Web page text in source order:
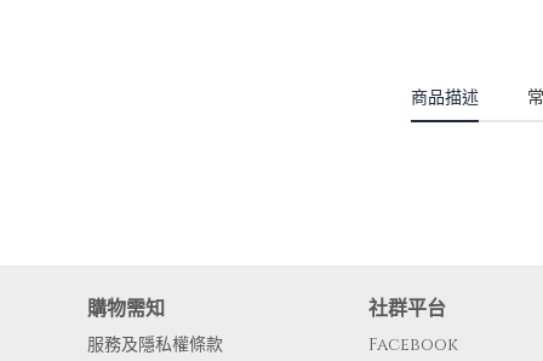
商品描述
購物需知
服務及隱私權條款
社群平台
Facebook